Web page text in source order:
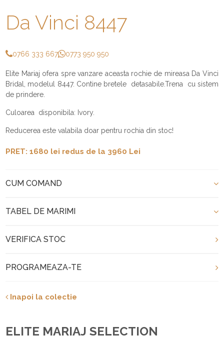
Da Vinci 8447
0766 333 667 0773 950 950
Elite Mariaj ofera spre vanzare aceasta rochie de mireasa Da Vinci
Bridal, modelul 8447. Contine bretele detasabile.Trena cu sistem
de prindere.
Culoarea disponibila: Ivory.
Reducerea este valabila doar pentru rochia din stoc!
PRET: 1680 lei redus de la 3960 Lei
CUM COMAND
TABEL DE MARIMI
VERIFICA STOC
PROGRAMEAZA-TE
Inapoi la colectie
ELITE MARIAJ SELECTION